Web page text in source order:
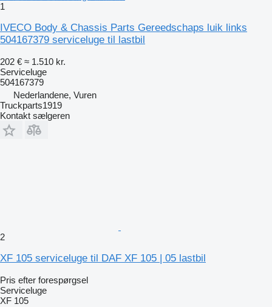
1
IVECO Body & Chassis Parts Gereedschaps luik links
504167379 serviceluge til lastbil
202 € ≈ 1.510 kr.
Serviceluge
504167379
Nederlandene, Vuren
Truckparts1919
Kontakt sælgeren
2
XF 105 serviceluge til DAF XF 105 | 05 lastbil
Pris efter forespørgsel
Serviceluge
XF 105